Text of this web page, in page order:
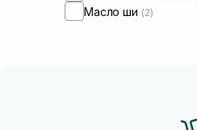
Масло ши (2)